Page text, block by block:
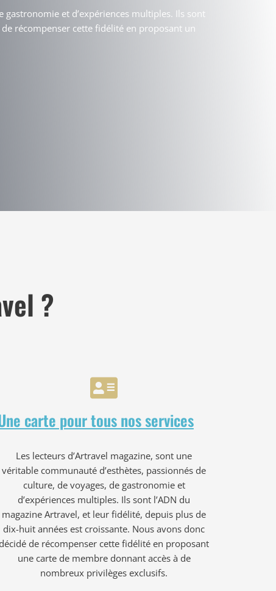
gastronomie et d’expériences multiples. Ils sont
récompenser cette fidélité en proposant un
?
carte pour tous nos services
Les lecteurs d’Artravel magazine, sont une
véritable communauté d’esthètes, passionnés de
culture, de voyages, de gastronomie et
d’expériences multiples. Ils sont l’ADN du
magazine Artravel, et leur fidélité, depuis plus de
dix-huit années est croissante. Nous avons donc
décidé de récompenser cette fidélité en proposant
une carte de membre donnant accès à de
nombreux privilèges exclusifs.